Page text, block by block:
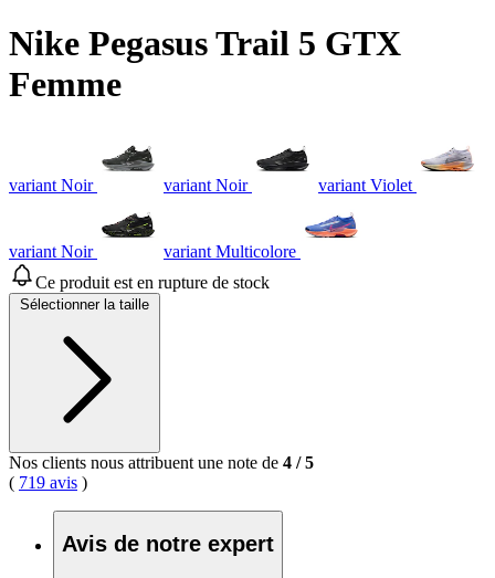
Nike Pegasus Trail 5 GTX
Femme
variant Noir variant Noir variant Violet
variant Noir
variant Multicolore
Ce produit est en rupture de stock
Sélectionner la taille
Nos clients nous attribuent une note de 4 /5
( 719 avis )
Avis de notre expert